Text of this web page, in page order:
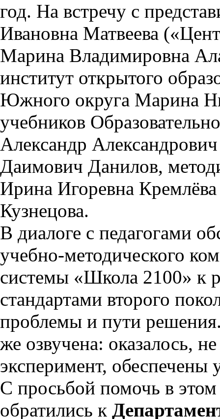
год. На встречу с
Ивановна Матвеева
Марина Владимировна
институт открытого
Южного округа Марина
учебников
Александр
Даимович Данилов,
Ирина Игоревна
Кузнецова.
В диалоге с педагогами
учебно-методического
системы «Школа 2100» к
стандартами второго
проблемы и пути
же озвучена: оказалось,
эксперимент, обеспечены
С просьбой помочь в
обратились к